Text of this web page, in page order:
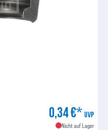
0,34 €* UVP
Nicht auf Lager